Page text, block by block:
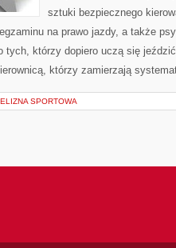
sztuki bezpiecznego
na prawo jazdy, a także
tych, którzy dopiero uczą się
którzy zamierzają
SPORTOWA